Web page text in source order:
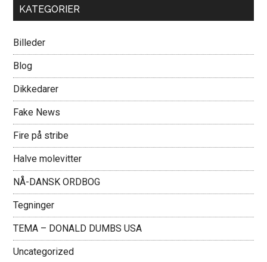
KATEGORIER
Billeder
Blog
Dikkedarer
Fake News
Fire på stribe
Halve molevitter
NÅ-DANSK ORDBOG
Tegninger
TEMA – DONALD DUMBS USA
Uncategorized